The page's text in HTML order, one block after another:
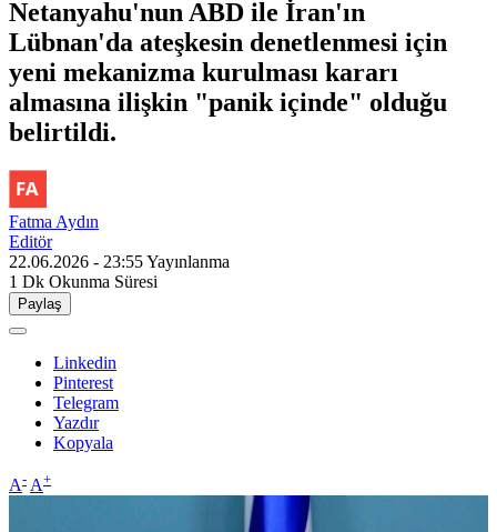
Netanyahu'nun ABD ile İran'ın
Lübnan'da ateşkesin denetlenmesi için
yeni mekanizma kurulması kararı
almasına ilişkin "panik içinde" olduğu
belirtildi.
Fatma Aydın
Editör
22.06.2026 - 23:55Yayınlanma
1 Dk Okunma Süresi
Paylaş
Linkedin
Pinterest
Telegram
Yazdır
Kopyala
A- A+